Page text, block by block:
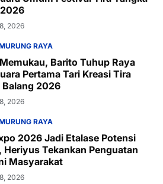
2026
RAYA
Barito Tuhup Raya
Pertama Tari Kreasi Tira
Balang 2026
2026
RAYA
2026 Jadi Etalase Potensi
Heriyus Tekankan Penguatan
Masyarakat
2026